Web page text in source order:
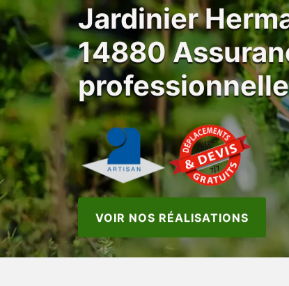
Jardinier
14880
professionnelle
VOIR NOS RÉALISATIONS